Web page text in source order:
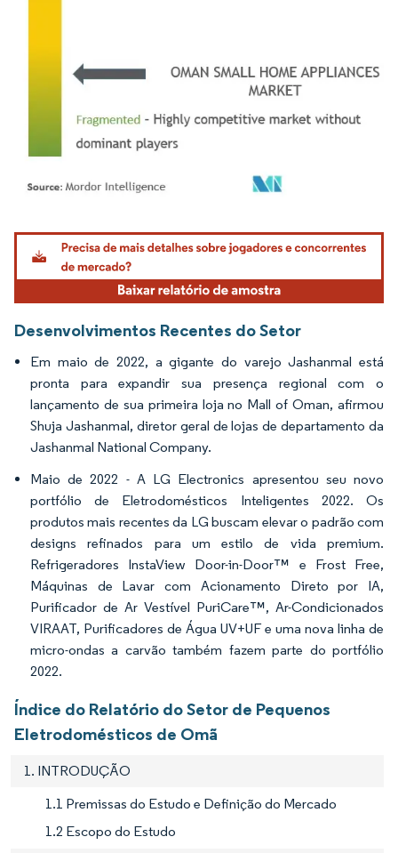
Imagem © Mordor Intelligence. O reuso requer atribuição conforme CC BY 4.0.
Desenvolvimentos Recentes do Setor
Em maio de 2022, a gigante do varejo Jashanmal está
pronta para expandir sua presença regional com o
lançamento de sua primeira loja no Mall of Oman, afirmou
Shuja Jashanmal, diretor geral de lojas de departamento da
Jashanmal National Company.
Maio de 2022 - A LG Electronics apresentou seu novo
portfólio de Eletrodomésticos Inteligentes 2022. Os
produtos mais recentes da LG buscam elevar o padrão com
designs refinados para um estilo de vida premium.
Refrigeradores InstaView Door-in-Door™ e Frost Free,
Máquinas de Lavar com Acionamento Direto por IA,
Purificador de Ar Vestível PuriCare™, Ar-Condicionados
VIRAAT, Purificadores de Água UV+UF e uma nova linha de
micro-ondas a carvão também fazem parte do portfólio
2022.
Índice do Relatório do Setor de Pequenos
Eletrodomésticos de Omã
1. INTRODUÇÃO
1.1 Premissas do Estudo e Definição do Mercado
1.2 Escopo do Estudo